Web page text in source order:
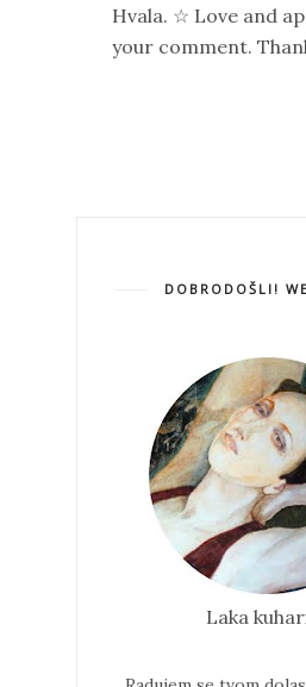
Hvala. ☆ Love and
your comment.
DOBRODOŠLI!
Laka